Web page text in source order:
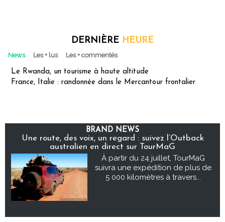
DERNIÈRE HEURE
News Les + lus Les + commentés
Le Rwanda, un tourisme à haute altitude
France, Italie : randonnée dans le Mercantour frontalier
BRAND NEWS
Une route, des voix, un regard : suivez l’Outback
australien en direct sur TourMaG
À partir du 24 juillet, TourMaG
suivra une expédition de plus de
5 000 kilomètres à travers...